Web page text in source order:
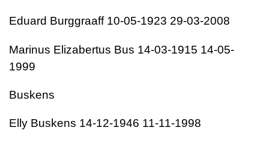
Eduard Burggraaff 10-05-1923 29-03-2008
Marinus Elizabertus Bus 14-03-1915 14-05-
1999
Buskens
Elly Buskens 14-12-1946 11-11-1998